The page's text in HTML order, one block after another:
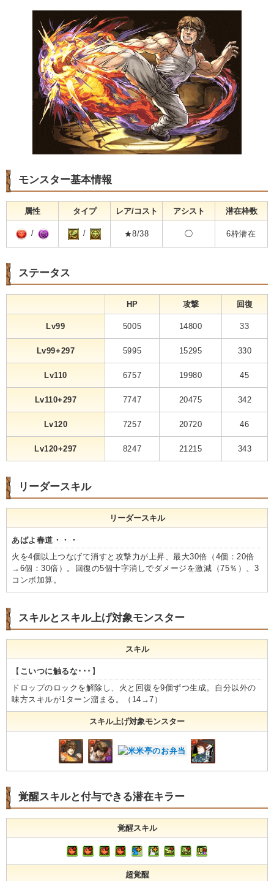
モンスター基本情報
属性 タイプ レア/コスト アシスト 潜在枠数
/ / ★8/38 ◯ 6枠潜在
ステータス
HP 攻撃 回復
Lv99 5005 14800 33
Lv99+297 5995 15295 330
Lv110 6757 19980 45
Lv110+297 7747 20475 342
Lv120 7257 20720 46
Lv120+297 8247 21215 343
リーダースキル
リーダースキル
あばよ春道・・・
火を4個以上つなげて消すと攻撃力が上昇、最大30倍（4個：20倍
→6個：30倍）。回復の5個十字消しでダメージを激減（75％）、3
コンボ加算。
スキルとスキル上げ対象モンスター
スキル
【 こいつに触るな･･･ 】
ドロップのロックを解除し、火と回復を9個ずつ生成。自分以外の
味方スキルが1ターン溜まる。（14→7）
スキル上げ対象モンスター
覚醒スキルと付与できる潜在キラー
覚醒スキル
超覚醒